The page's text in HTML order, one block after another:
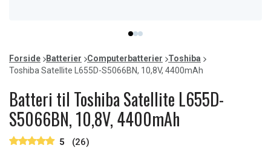
item
0
item
1
item
2
of
3
Forside Batterier Computerbatterier
Toshiba
Toshiba Satellite L655D-S5066BN, 10,8V, 4400mAh
Batteri til Toshiba Satellite L655D-
S5066BN, 10,8V, 4400mAh
5 (26)